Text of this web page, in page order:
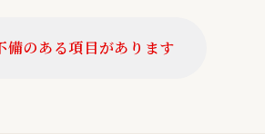
広告配信先などを含みます。
備のある項目があります